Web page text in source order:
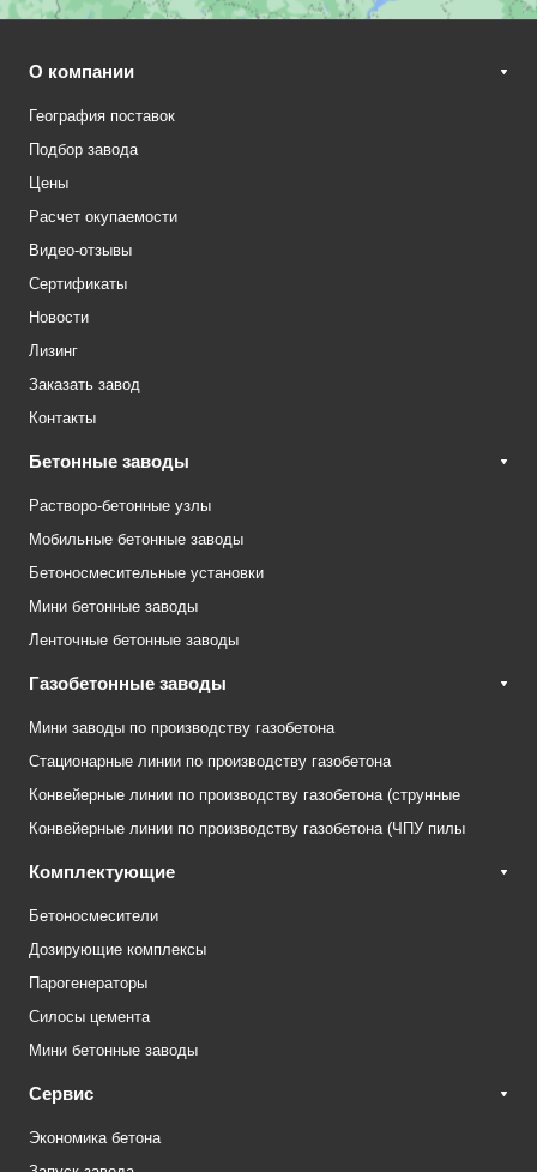
О компании
География поставок
Подбор завода
Цены
Расчет окупаемости
Видео-отзывы
Сертификаты
Новости
Лизинг
Заказать завод
Контакты
Бетонные заводы
Растворо-бетонные узлы
Мобильные бетонные заводы
Бетоносмесительные установки
Мини бетонные заводы
Ленточные бетонные заводы
Газобетонные заводы
Мини заводы по производству газобетона
Стационарные линии по производству газобетона
Конвейерные линии по производству газобетона (струнные
Конвейерные линии по производству газобетона (ЧПУ пилы
Комплектующие
Бетоносмесители
Дозирующие комплексы
Парогенераторы
Силосы цемента
Мини бетонные заводы
Сервис
Экономика бетона